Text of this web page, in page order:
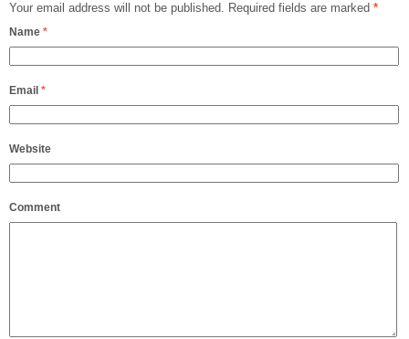
Your email address will not be published. Required fields are marked *
Name *
Email *
Website
Comment